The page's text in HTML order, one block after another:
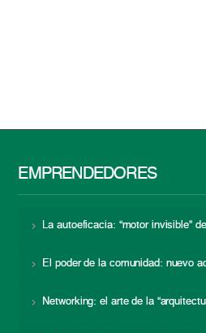
EMPRENDEDORES
La autoeficacia: “motor invisible”
El poder de la comunidad: nuevo
Networking: el arte de la